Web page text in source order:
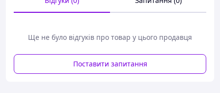
відмінному стані, без будь-яких дефектів.
Перед відправкою ми надійно упаковуємо марки у
пересиланні.
Дивіться тут всі наявні марки Пошти України.
- Пром-оплата,
Ще не було відгуків про товар у цього продавця
Поставити запитання